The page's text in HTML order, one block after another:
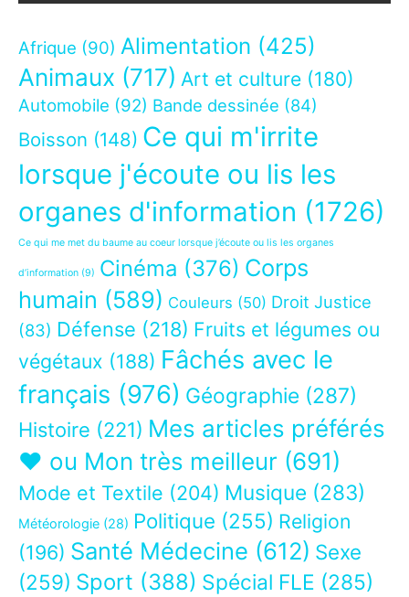
Afrique (90) Alimentation (425)
Animaux (717) Art et culture (180)
Automobile (92) Bande dessinée (84)
Boisson (148) Ce qui m'irrite
lorsque j'écoute ou lis les
organes d'information (1726)
Ce qui me met du baume au coeur lorsque j’écoute ou lis les organes
d’information (9) Cinéma (376) Corps
humain (589) Couleurs (50) Droit Justice
(83) Défense (218) Fruits et légumes ou
végétaux (188) Fâchés avec le
français (976) Géographie (287)
Histoire (221) Mes articles préférés
❤ ou Mon très meilleur (691)
Mode et Textile (204) Musique (283)
Météorologie (28) Politique (255) Religion
(196) Santé Médecine (612) Sexe
(259) Sport (388) Spécial FLE (285)